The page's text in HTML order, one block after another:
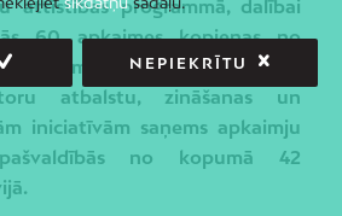
attīstības programmā, dalībai
60 apkaimes kopienas no
Programmas “Drošas
atbalstu, zināšanas un
iniciatīvām saņems apkaimju
no kopumā 42
NEPIEKRĪTU